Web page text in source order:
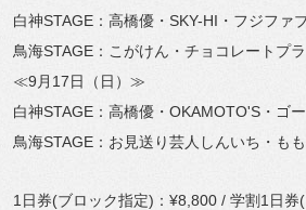
白神STAGE：高橋優・SKY-HI・フジファ
鳥海STAGE：こがけん・チョコレートプ
≪9月17日（日）≫
白神STAGE：高橋優・OKAMOTO'S・ゴ
鳥海STAGE：お見送り芸人しんいち・も
1日券(ブロック指定)：¥8,800 / 学割1日